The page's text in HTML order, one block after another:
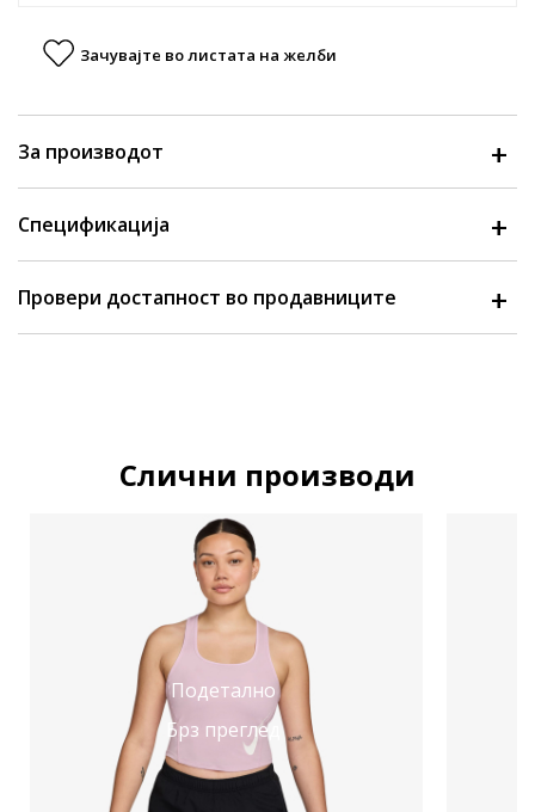
Зачувајте во листата на желби
За производот
Спецификација
Провери достапност во продавниците
Слични производи
Подетално
Брз преглед